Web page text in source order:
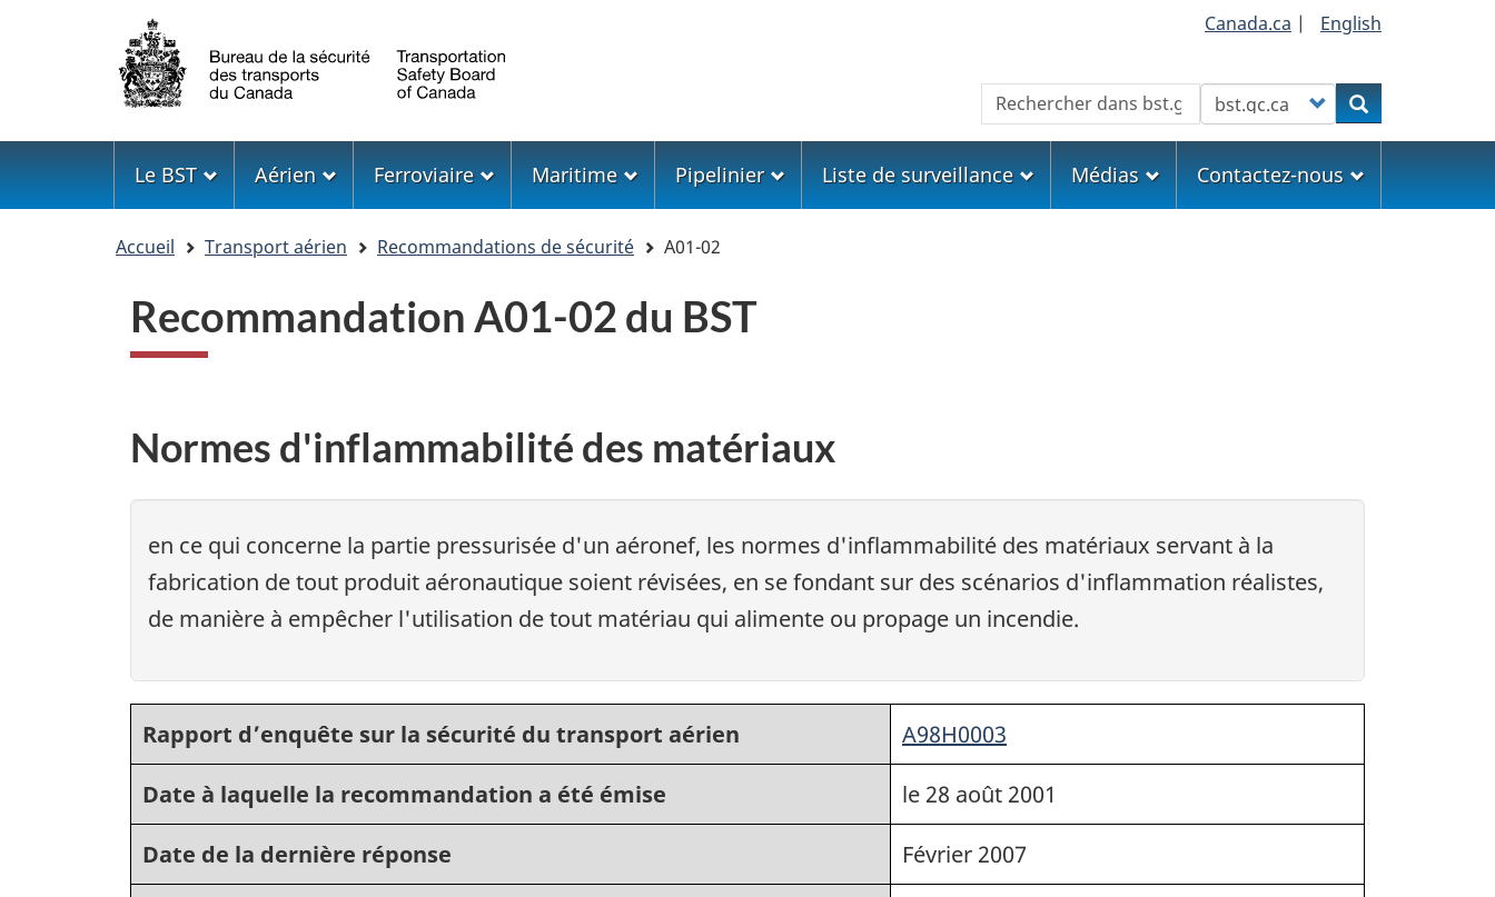
Sélection
de
la
langue
Canada.ca | English
Rechercher Customize your searchRechercher
Menu
Le BST Aérien Ferroviaire Maritime Pipelinier Liste de surveillance Médias Contactez-nous
Accueil Transport aérien Recommandations de sécurité A01-02
Recommandation A01-02 du BST
Normes d'inflammabilité des matériaux
en ce qui concerne la partie pressurisée d'un aéronef, les normes d'inflammabilité des matériaux servant à la
fabrication de tout produit aéronautique soient révisées, en se fondant sur des scénarios d'inflammation réalistes,
de manière à empêcher l'utilisation de tout matériau qui alimente ou propage un incendie.
Rapport d’enquête sur la sécurité du transport aérien
A98H0003
Date à laquelle la recommandation a été émise
le 28 août 2001
Date de la dernière réponse
Février 2007